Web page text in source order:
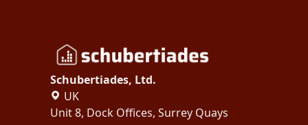
Schubertiades, Ltd.
UK
Unit 8, Dock Offices, Surrey Quays